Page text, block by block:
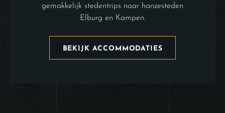
gemakkelijk stedentrips naar hanzesteden
Elburg en Kampen.
BEKIJK ACCOMMODATIES